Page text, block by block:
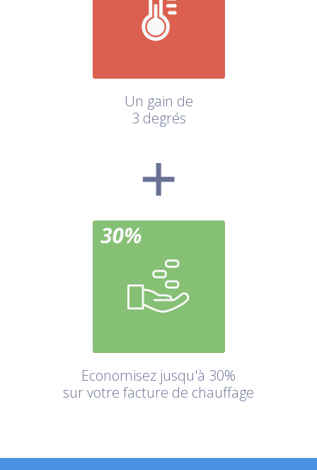
Un gain de
3 degrés
Economisez jusqu'à 30%
sur votre facture de chauffage